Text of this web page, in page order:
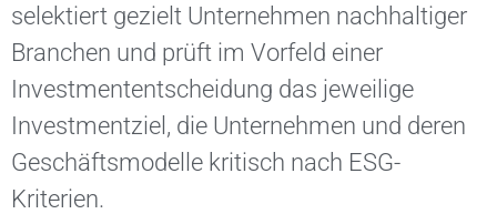
selektiert gezielt Unternehmen nachhaltiger
Branchen und prüft im Vorfeld einer
Investmententscheidung das jeweilige
Investmentziel, die Unternehmen und deren
Geschäftsmodelle kritisch nach ESG-
Kriterien.